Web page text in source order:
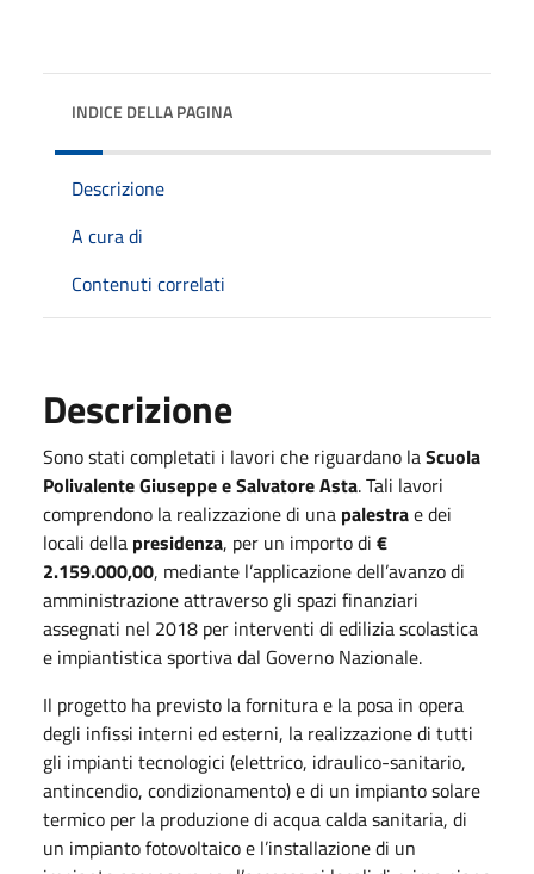
INDICE DELLA PAGINA
Descrizione
A cura di
Contenuti correlati
Descrizione
Sono stati completati i lavori che riguardano laScuola
Polivalente Giuseppe e Salvatore Asta. Tali lavori
comprendono la realizzazione di una palestrae dei
locali della presidenza, per un importo di €
2.159.000,00, mediante l’applicazione dell’avanzo di
amministrazione attraverso gli spazi finanziari
assegnati nel 2018 per interventi di edilizia scolastica
e impiantistica sportiva dal Governo Nazionale.
Il progetto ha previsto la fornitura e la posa in opera
degli infissi interni ed esterni, la realizzazione di tutti
gli impianti tecnologici (elettrico, idraulico-sanitario,
antincendio, condizionamento) e di un impianto solare
termico per la produzione di acqua calda sanitaria, di
un impianto fotovoltaico e l’installazione di un